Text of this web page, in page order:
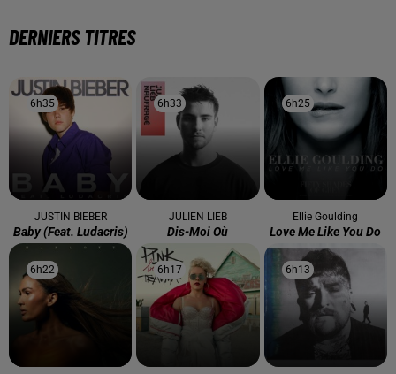
DERNIERS TITRES
6h35
6h35
JUSTIN BIEBER
Baby (feat. Ludacris)
6h33
6h33
JULIEN LIEB
Dis-Moi Où
6h25
6h25
Ellie Goulding
Love Me Like You Do
6h22
6h22 6h17
6h17 6h13
6h13